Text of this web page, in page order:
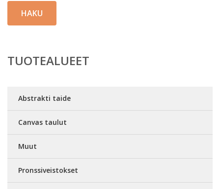
HAKU
TUOTEALUEET
Abstrakti taide
Canvas taulut
Muut
Pronssiveistokset